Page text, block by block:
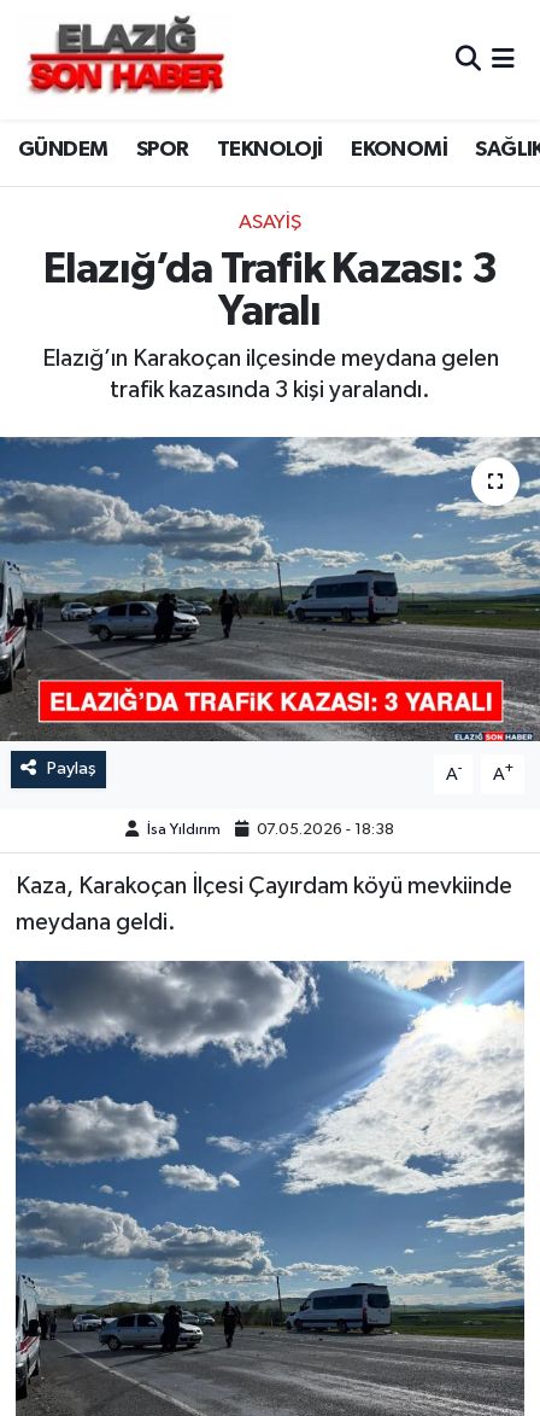
GÜNDEM SPOR TEKNOLOJİ EKONOMİ
ASAYİŞ
Elazığ’da Trafik Kazası: 3
Yaralı
Elazığ’ın Karakoçan ilçesinde meydana gelen
trafik kazasında 3 kişi yaralandı.
Paylaş A- A+
İsa Yıldırım 07.05.2026 - 18:38
Kaza, Karakoçan İlçesi Çayırdam köyü mevkiinde
meydana geldi.
CANLI YAYIN
ASAYİŞ
BİLİM VE TEKNOLOJİ
DÜNYA
EKONOMİ
GENEL
GÜNDEM
HABERDE İNSAN
KÜLTÜR-SANAT
MAGAZİN
MEDYA
ÖZEL HABER
SAĞLIK
SPOR
TEKNOLOJİ
YAŞAM
Merkez Hava Durumu
Merkez Trafik Yoğunluk Haritası
Süper Lig Puan Durumu ve Fikstür
Tüm Manşetler
Haber Arşivi